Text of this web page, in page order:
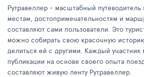
Рутравеллер - масштабный
местам, достопримечательностям и
составляют сами пользователи. Это
можно собирать свою красочную
делиться ей с другими. Каждый участник
публикации на основе своего опыта
составляют живую ленту Рутравеллер.